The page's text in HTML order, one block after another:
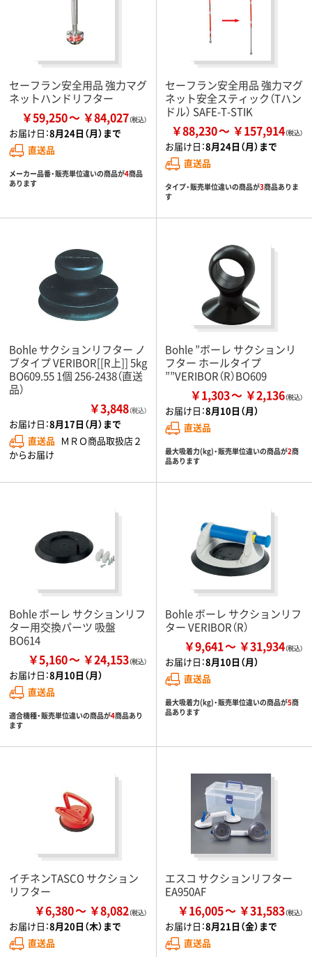
セーフラン安全用品 強力マグ
ネットハンドリフター
￥59,250 ￥84,027
お届け日：8月24日（月）まで
直送品
メーカー品番・販売単位違いの商品が4商品
あります
セーフラン安全用品 強力マグ
ネット安全スティック（Tハン
ドル） SAFE-T-STIK
￥88,230 ￥157,914
お届け日：8月24日（月）まで
直送品
タイプ・販売単位違いの商品が3商品ありま
す
Bohle サクションリフター ノ
ブタイプ VERIBOR[[R上]] 5kg
BO609.55 1個 256-2438（直送
品）
￥3,848（税込）
お届け日：8月17日（月）まで
直送品 ＭＲＯ商品取扱店２
からお届け
Bohle ”ボーレ サクションリ
フター ホールタイプ
””VERIBOR（R）BO609
￥1,303 ￥2,136
お届け日：8月10日（月）
直送品
最大吸着力(kg)・販売単位違いの商品が2商
品あります
Bohle ボーレ サクションリフ
ター用交換パーツ 吸盤
BO614
￥5,160 ￥24,153
お届け日：8月10日（月）
直送品
適合機種・販売単位違いの商品が4商品あり
ます
Bohle ボーレ サクションリフ
ター VERIBOR（R）
￥9,641 ￥31,934
お届け日：8月10日（月）
直送品
最大吸着力(kg)・販売単位違いの商品が5商
品あります
イチネンTASCO サクション
リフター
￥6,380 ￥8,082
お届け日：8月20日（木）まで
直送品
エスコ サクションリフター
EA950AF
￥16,005 ￥31,583
お届け日：8月21日（金）まで
直送品